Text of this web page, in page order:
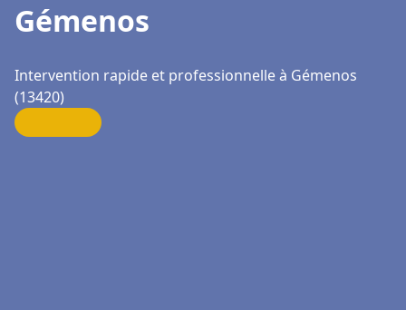
Gémenos
Intervention rapide et professionnelle à Gémenos
(13420)